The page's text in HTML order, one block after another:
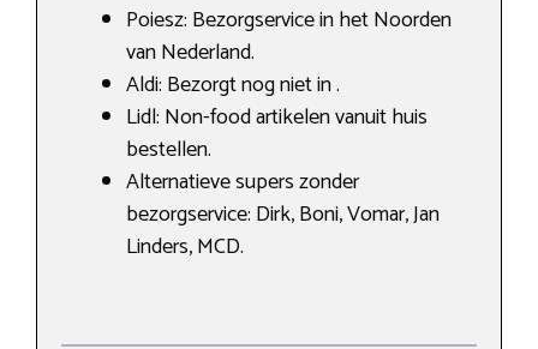
Poiesz: Bezorgservice in het Noorden
van Nederland.
Aldi: Bezorgt nog niet in .
Lidl: Non-food artikelen vanuit huis
bestellen.
Alternatieve supers zonder
bezorgservice: Dirk, Boni, Vomar, Jan
Linders, MCD.